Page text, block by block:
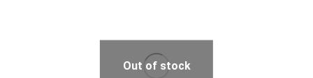
Out of stock